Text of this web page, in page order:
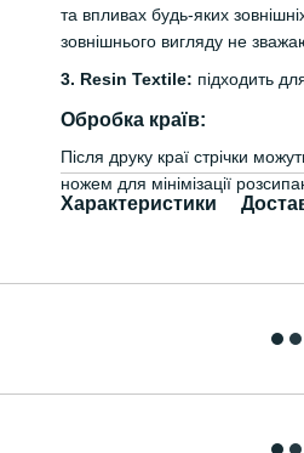
та впливах будь-яких
зовнішнього вигляду не
3. Resin Textile: підходить
Обробка країв:
Після друку краї стрічки
ножем для мінімізації
Характеристики